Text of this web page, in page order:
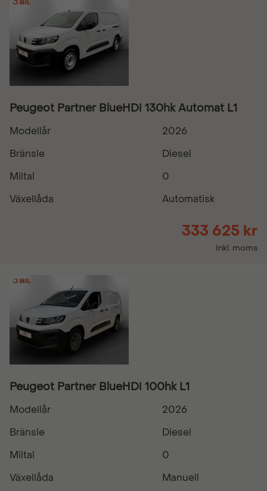
Peugeot Partner BlueHDi 130hk Automat L1
Modellår
2026
Bränsle
Diesel
Miltal
0
Växellåda
Automatisk
333 625 kr
Inkl. moms
Peugeot Partner BlueHDi 100hk L1
Modellår
2026
Bränsle
Diesel
Miltal
0
Växellåda
Manuell